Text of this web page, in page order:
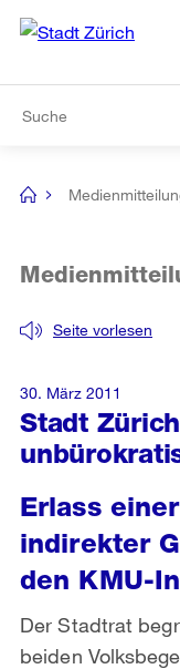
Navigation
[no
Stadt
Seite vorlesen
Erlass
indirekter
den KMU-
Der Stadtrat
beiden
30. März 2011